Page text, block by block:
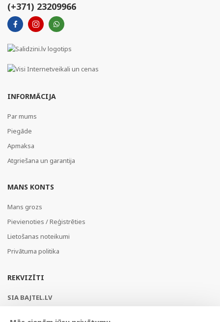
(+371) 23209966
INFORMĀCIJA
Par mums
Piegāde
Apmaksa
Atgriešana un garantija
MANS KONTS
Mans grozs
Pievienoties / Reģistrēties
Lietošanas noteikumi
Privātuma politika
REKVIZĪTI
SIA BAJTEL.LV